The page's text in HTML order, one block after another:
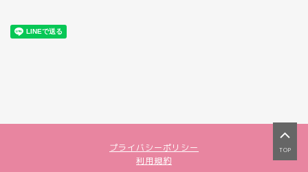
プライバシーポリシー
利用規約
TOP